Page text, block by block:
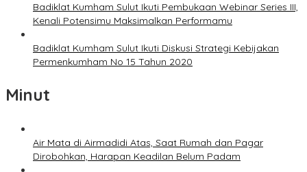
Badiklat Kumham Sulut Ikuti Pembukaan Webinar Series III,
Kenali Potensimu Maksimalkan Performamu
Badiklat Kumham Sulut Ikuti Diskusi Strategi Kebijakan
Permenkumham No 15 Tahun 2020
Minut
Air Mata di Airmadidi Atas, Saat Rumah dan Pagar
Dirobohkan, Harapan Keadilan Belum Padam